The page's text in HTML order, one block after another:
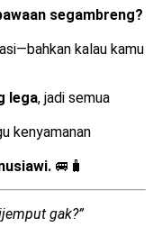
segambreng?
kalau kamu
lega, jadi semua
kenyamanan
🚐🧳
gak?”